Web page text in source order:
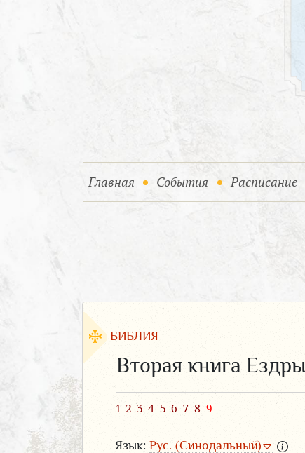
Главная (current)
События (current)
Расписание
БИБЛИЯ
Вторая книга
1 2 3 4 5 6 7 8 9
Язык: Рус. (Синодальный)